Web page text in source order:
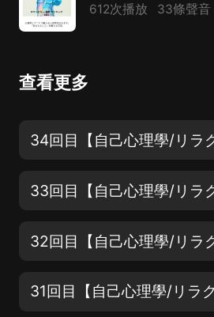
612次播放 33條聲音
查看更多